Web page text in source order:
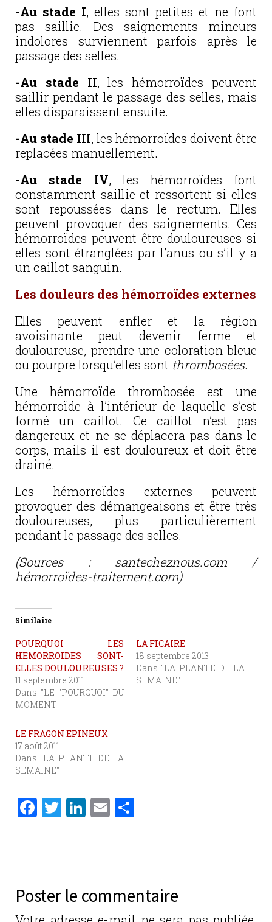
-Au stade I, elles sont petites et ne font
pas saillie. Des saignements mineurs
indolores surviennent parfois après le
passage des selles.
-Au stade II, les hémorroïdes peuvent
saillir pendant le passage des selles, mais
elles disparaissent ensuite.
-Au stade III, les hémorroïdes doivent être
replacées manuellement.
-Au stade IV, les hémorroïdes font
constamment saillie et ressortent si elles
sont repoussées dans le rectum. Elles
peuvent provoquer des saignements. Ces
hémorroïdes peuvent être douloureuses si
elles sont étranglées par l’anus ou s’il y a
un caillot sanguin.
Les douleurs des hémorroïdes externes
Elles peuvent enfler et la région
avoisinante peut devenir ferme et
douloureuse, prendre une coloration bleue
ou pourpre lorsqu’elles sont thrombosées.
Une hémorroïde thrombosée est une
hémorroïde à l’intérieur de laquelle s’est
formé un caillot. Ce caillot n’est pas
dangereux et ne se déplacera pas dans le
corps, mails il est douloureux et doit être
drainé.
Les hémorroïdes externes peuvent
provoquer des démangeaisons et être très
douloureuses, plus particulièrement
pendant le passage des selles.
(Sources : santecheznous.com /
hémorroïdes-traitement.com)
Similaire
POURQUOI LES
HEMORROIDES SONT-
ELLES DOULOUREUSES ?
11 septembre 2011
Dans "LE "POURQUOI" DU
MOMENT"
LA FICAIRE
18 septembre 2013
Dans "LA PLANTE DE LA
SEMAINE"
LE FRAGON EPINEUX
17 août 2011
Dans "LA PLANTE DE LA
SEMAINE"
F
b
o
T
r
Li
n
E
er
Poster le commentaire